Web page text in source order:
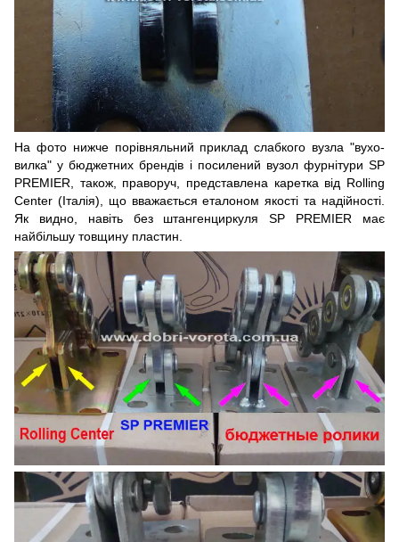
На фото нижче порівняльний приклад слабкого вузла "вухо-
вилка" у бюджетних брендів і посилений вузол фурнітури SP
PREMIER, також, праворуч, представлена каретка від Rolling
Center (Італія), що вважається еталоном якості та надійності.
Як видно, навіть без штангенциркуля SP PREMIER має
найбільшу товщину пластин.